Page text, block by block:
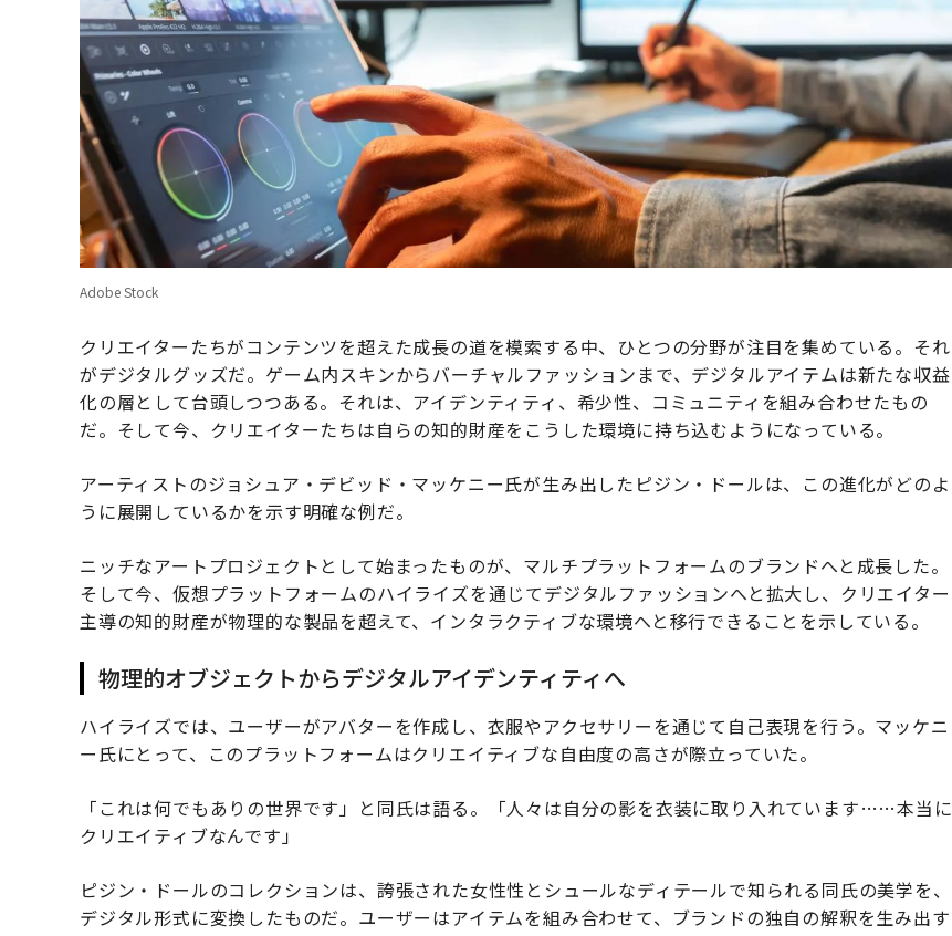
Adobe Stock
クリエイターたちがコンテンツを超えた成長の道を模索する中、ひとつの分野が注目を集めている。それ
がデジタルグッズだ。ゲーム内スキンからバーチャルファッションまで、デジタルアイテムは新たな収益
化の層として台頭しつつある。それは、アイデンティティ、希少性、コミュニティを組み合わせたもの
だ。そして今、クリエイターたちは自らの知的財産をこうした環境に持ち込むようになっている。
アーティストのジョシュア・デビッド・マッケニー氏が生み出したピジン・ドールは、この進化がどのよ
うに展開しているかを示す明確な例だ。
ニッチなアートプロジェクトとして始まったものが、マルチプラットフォームのブランドへと成長した。
そして今、仮想プラットフォームのハイライズを通じてデジタルファッションへと拡大し、クリエイター
主導の知的財産が物理的な製品を超えて、インタラクティブな環境へと移行できることを示している。
物理的オブジェクトからデジタルアイデンティティへ
ハイライズでは、ユーザーがアバターを作成し、衣服やアクセサリーを通じて自己表現を行う。マッケニ
ー氏にとって、このプラットフォームはクリエイティブな自由度の高さが際立っていた。
「これは何でもありの世界です」と同氏は語る。「人々は自分の影を衣装に取り入れています……本当に
クリエイティブなんです」
ピジン・ドールのコレクションは、誇張された女性性とシュールなディテールで知られる同氏の美学を、
デジタル形式に変換したものだ。ユーザーはアイテムを組み合わせて、ブランドの独自の解釈を生み出す